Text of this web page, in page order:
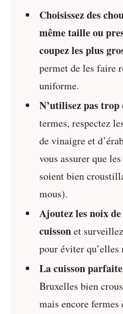
Choisissez des
même taille ou
coupez les plus
permet de les faire
uniforme.
N’utilisez pas trop
termes, respectez
de vinaigre et
vous assurer que
soient bien
mous).
Ajoutez les noix
cuissonet
pour éviter qu’elles
La cuisson
Bruxelles bien
mais encore fermes